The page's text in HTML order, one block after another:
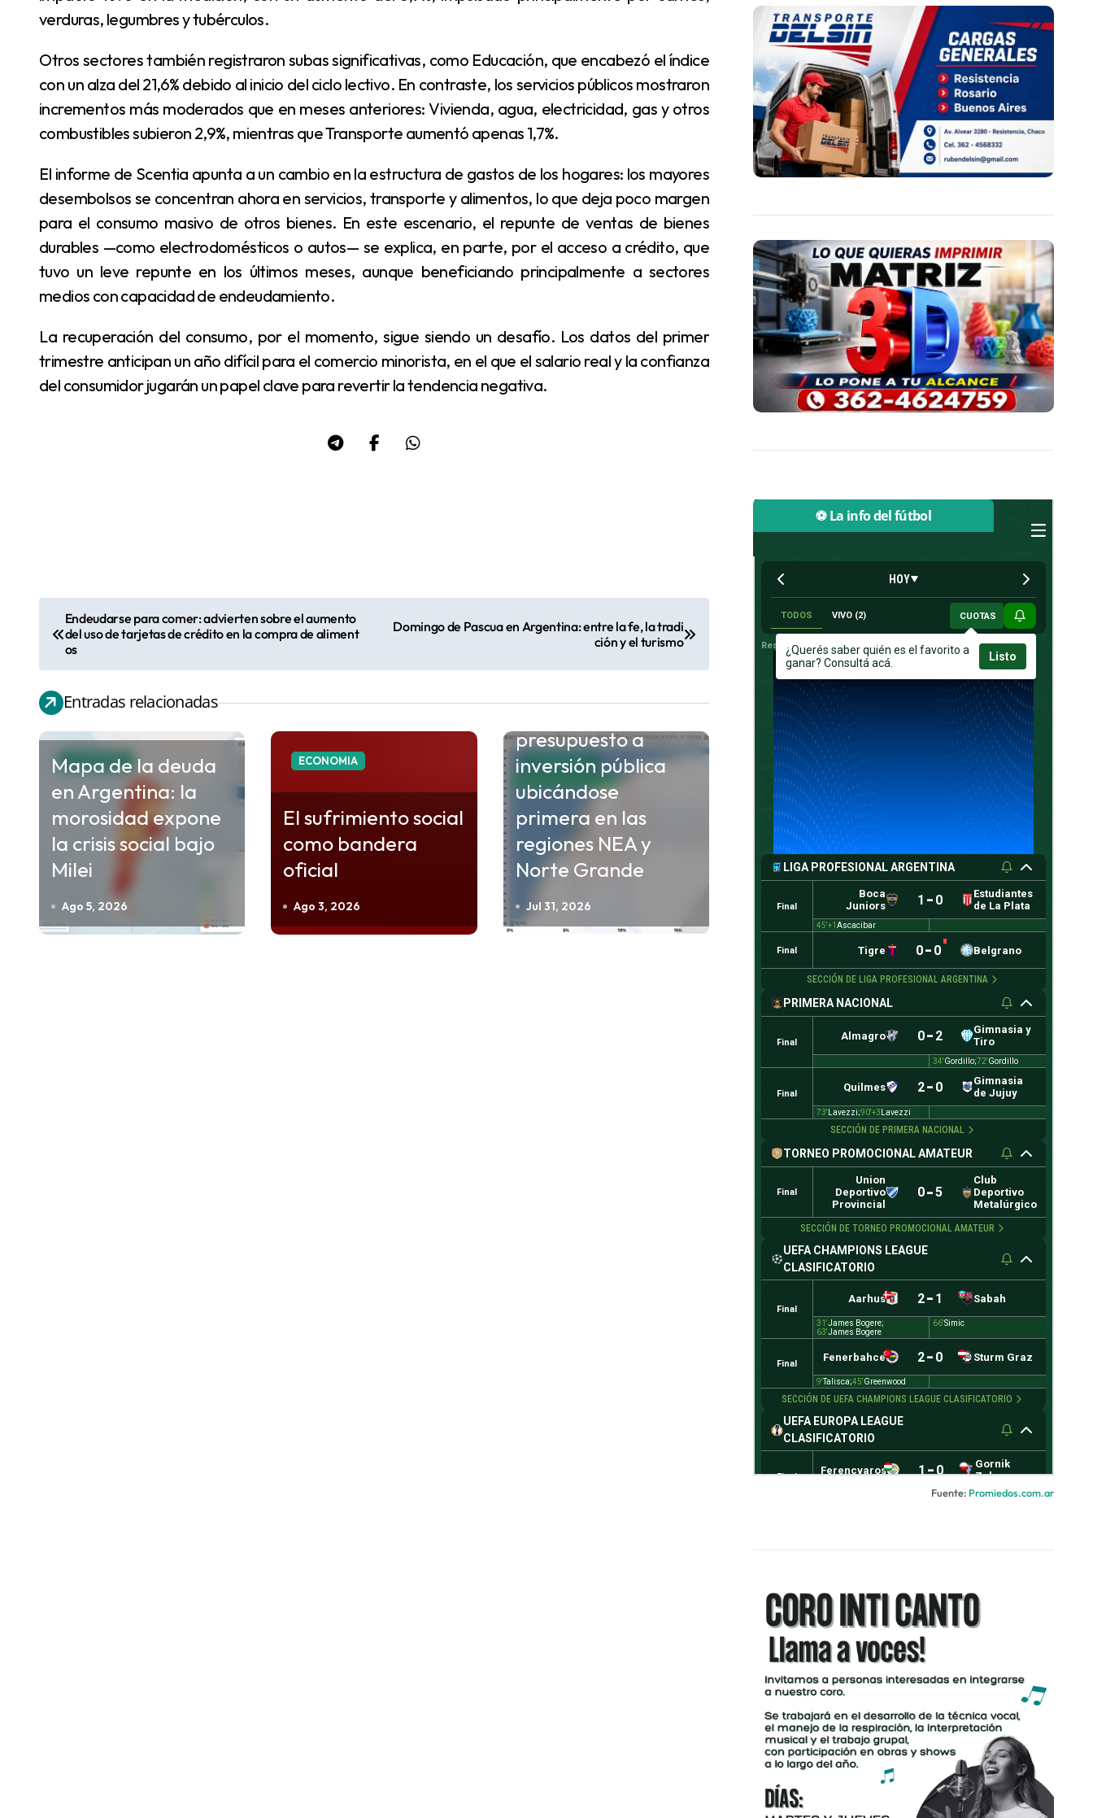
verduras, legumbres y tubérculos.
Otros sectores también registraron subas significativas, como Educación, que encabezó el índice
con un alza del 21,6% debido al inicio del ciclo lectivo. En contraste, los servicios públicos mostraron
incrementos más moderados que en meses anteriores: Vivienda, agua, electricidad, gas y otros
combustibles subieron 2,9%, mientras que Transporte aumentó apenas 1,7%.
El informe de Scentia apunta a un cambio en la estructura de gastos de los hogares: los mayores
desembolsos se concentran ahora en servicios, transporte y alimentos, lo que deja poco margen
para el consumo masivo de otros bienes. En este escenario, el repunte de ventas de bienes
durables —como electrodomésticos o autos— se explica, en parte, por el acceso a crédito, que
tuvo un leve repunte en los últimos meses, aunque beneficiando principalmente a sectores
medios con capacidad de endeudamiento.
La recuperación del consumo, por el momento, sigue siendo un desafío. Los datos del primer
trimestre anticipan un año difícil para el comercio minorista, en el que el salario real y la confianza
del consumidor jugarán un papel clave para revertir la tendencia negativa.
v
e
Endeudarse para comer: advierten sobre el aumento
del uso de tarjetas de crédito en la compra de aliment
os
Domingo de Pascua en Argentina: entre la fe, la tradi
ción y el turismo
Entradas relacionadas
ECONOMIA
Mapa de la deuda
en Argentina: la
morosidad expone
la crisis social bajo
Milei
Ago 5, 2026
ECONOMIA
El sufrimiento social
como bandera
oficial
Ago 3, 2026
ECONOMIA
presupuesto a
inversión pública
ubicándose
primera en las
regiones NEA y
Norte Grande
Jul 31, 2026
⚽ La info del fútbol
Fuente: Promiedos.com.ar